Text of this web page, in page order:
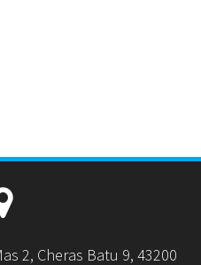
2, Cheras Batu 9, 43200